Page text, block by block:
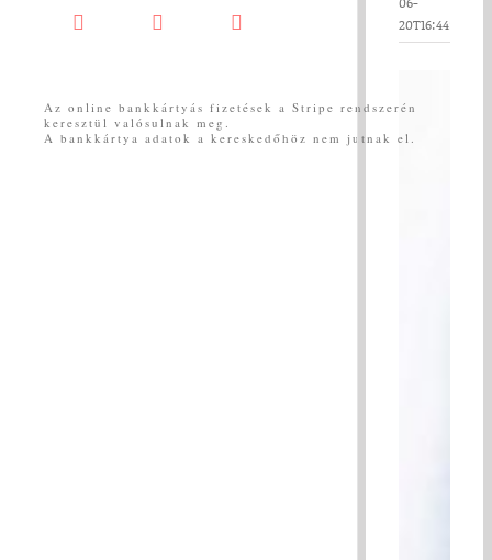
FacebookYouTube Messenger
Az online bankkártyás fizetések a Stripe rendszerén
keresztül valósulnak meg.
A bankkártya adatok a kereskedőhöz nem jutnak el.